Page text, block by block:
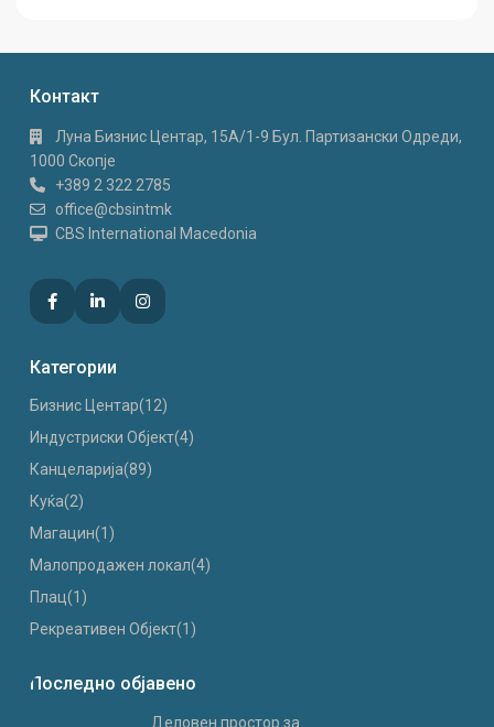
Контакт
Луна Бизнис Центар, 15A/1-9 Бул. Партизански Одреди,
1000 Скопје
+389 2 322 2785
office@cbsintmk
CBS International Macedonia
Категории
Бизнис Центар(12)
Индустриски Oбјект(4)
Канцеларија(89)
Куќа(2)
Магацин(1)
Малопродажен локал(4)
Плац(1)
Рекреативен Објект(1)
Последно објавено
Деловен простор за